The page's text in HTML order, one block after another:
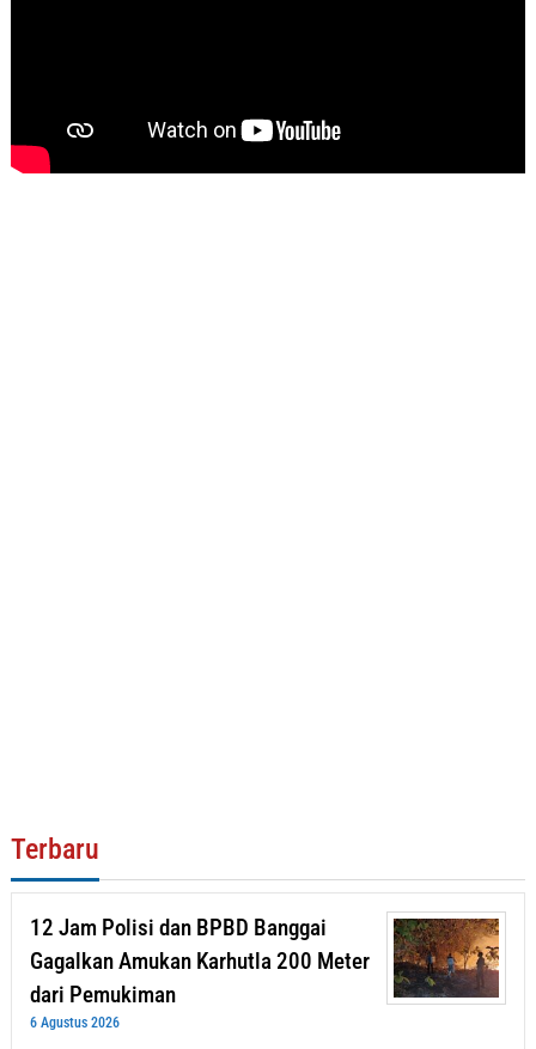
Terbaru
12 Jam Polisi dan BPBD Banggai
Gagalkan Amukan Karhutla 200 Meter
dari Pemukiman
6 Agustus 2026